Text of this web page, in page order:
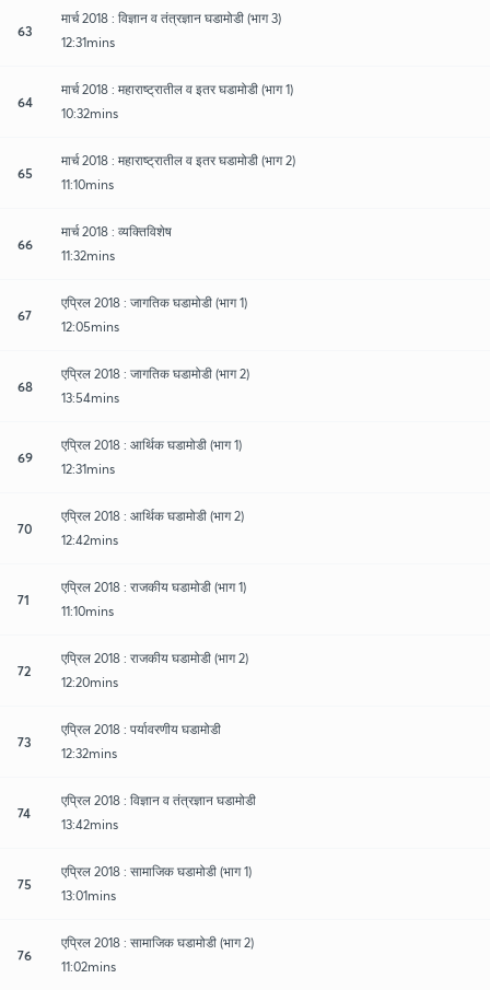
63
मार्च 2018 : विज्ञान व तंत्रज्ञान घडामोडी (भाग 3)
12:31mins
64
मार्च 2018 : महाराष्ट्रातील व इतर घडामोडी (भाग 1)
10:32mins
65
मार्च 2018 : महाराष्ट्रातील व इतर घडामोडी (भाग 2)
11:10mins
66
मार्च 2018 : व्यक्तिविशेष
11:32mins
67
एप्रिल 2018 : जागतिक घडामोडी (भाग 1)
12:05mins
68
एप्रिल 2018 : जागतिक घडामोडी (भाग 2)
13:54mins
69
एप्रिल 2018 : आर्थिक घडामोडी (भाग 1)
12:31mins
70
एप्रिल 2018 : आर्थिक घडामोडी (भाग 2)
12:42mins
71
एप्रिल 2018 : राजकीय घडामोडी (भाग 1)
11:10mins
72
एप्रिल 2018 : राजकीय घडामोडी (भाग 2)
12:20mins
73
एप्रिल 2018 : पर्यावरणीय घडामोडी
12:32mins
74
एप्रिल 2018 : विज्ञान व तंत्रज्ञान घडामोडी
13:42mins
75
एप्रिल 2018 : सामाजिक घडामोडी (भाग 1)
13:01mins
76
एप्रिल 2018 : सामाजिक घडामोडी (भाग 2)
11:02mins